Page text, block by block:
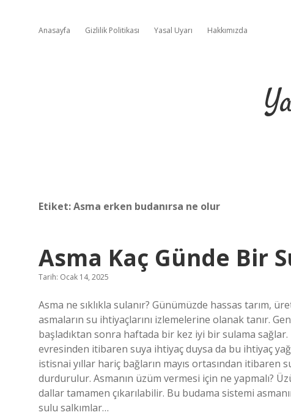
Anasayfa Gizlilik Politikası Yasal Uyarı Hakkımızda
Etiket:Asma erken budanırsa ne olur
Asma Kaç Günde Bir
Tarih: Ocak 14, 2025
Asma ne sıklıkla sulanır? Günümüzde hassas
asmaların su ihtiyaçlarını izlemelerine olanak tanır.
başladıktan sonra haftada bir kez iyi bir sulama
evresinden itibaren suya ihtiyaç duysa da bu ihtiyaç
istisnai yıllar hariç bağların mayıs ortasından
durdurulur. Asmanın üzüm vermesi için ne yapmalı?
dallar tamamen çıkarılabilir. Bu budama sistemi
sulu salkımlar…